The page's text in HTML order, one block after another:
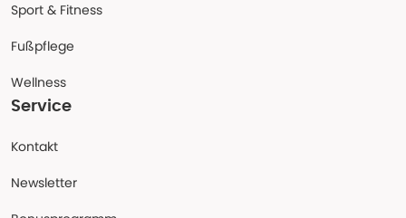
Sport & Fitness
Fußpflege
Wellness
Service
Kontakt
Newsletter